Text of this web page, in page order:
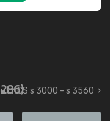
NCS s 3000 - s 3560